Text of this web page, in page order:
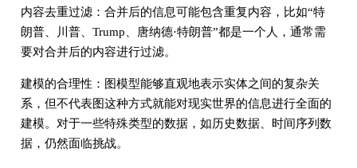
内容去重过滤：合并后的信息可能包含重复内容，比如“特
朗普、川普、Trump、唐纳德·特朗普”都是一个人，通常需
要对合并后的内容进行过滤。
建模的合理性：图模型能够直观地表示实体之间的复杂关
系，但不代表图这种方式就能对现实世界的信息进行全面的
建模。对于一些特殊类型的数据，如历史数据、时间序列数
据，仍然面临挑战。